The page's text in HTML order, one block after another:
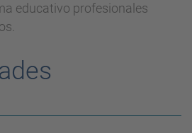
educativo profesionales